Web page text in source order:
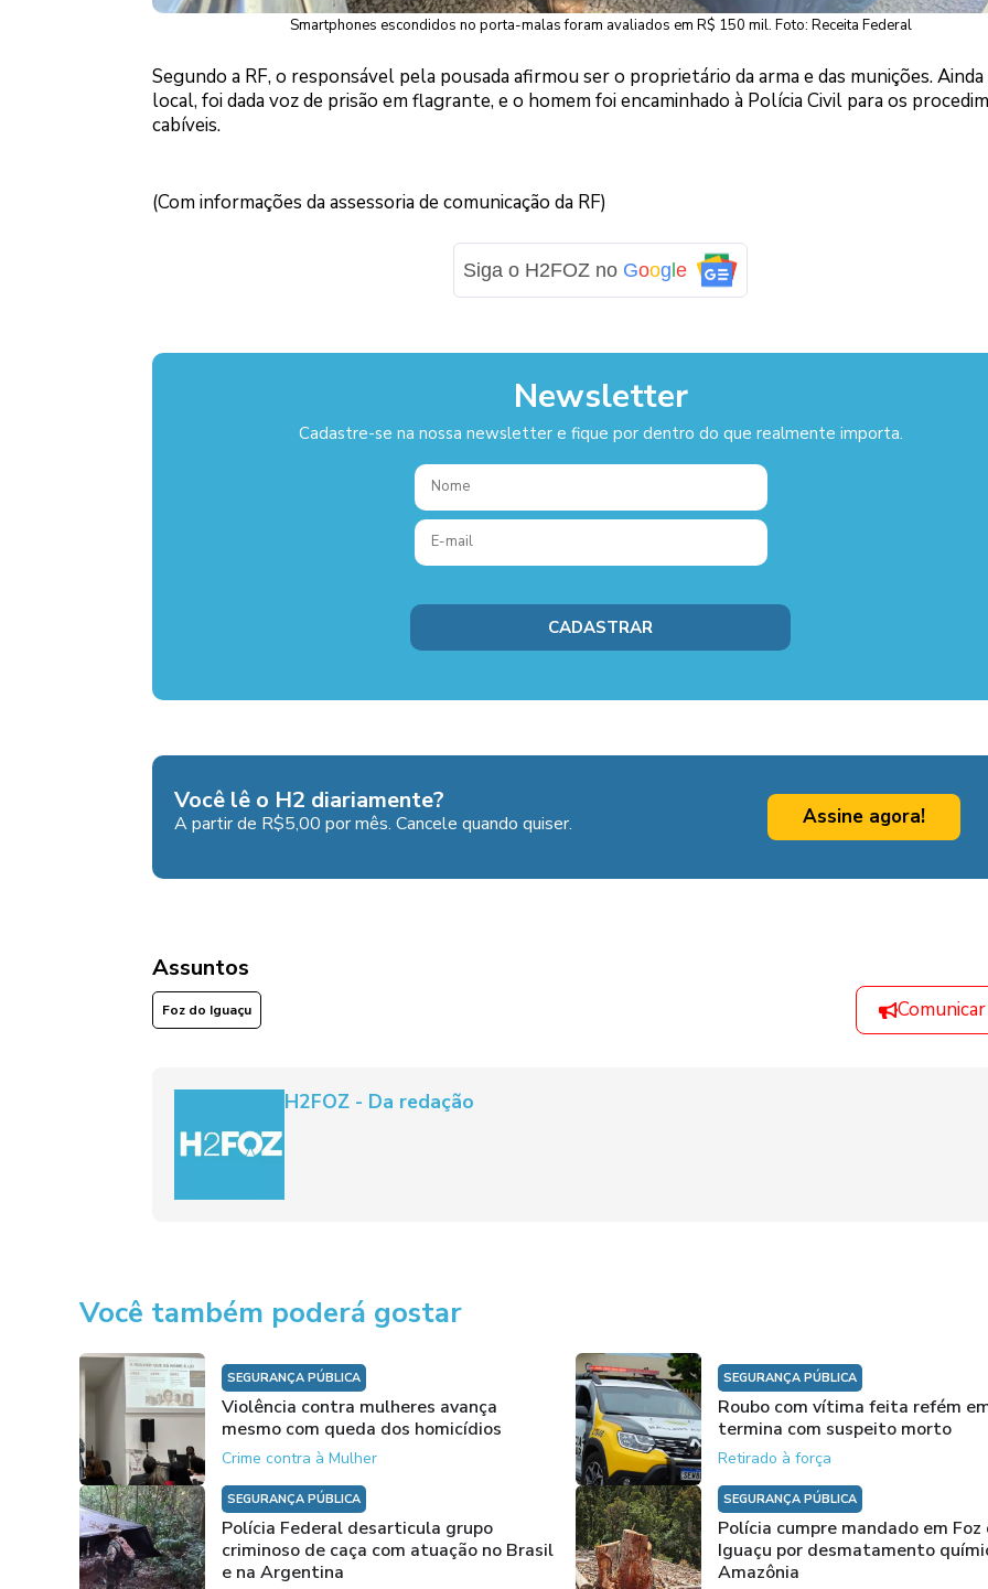
Smartphones escondidos no porta-malas foram avaliados em R$ 150 mil. Foto: Receita Federal
Segundo a RF, o responsável pela pousada afirmou ser o proprietário da arma e das munições.
local, foi dada voz de prisão em flagrante, e o homem foi encaminhado à Polícia Civil para os
cabíveis.
(Com informações da assessoria de comunicação da RF)
Siga o H2FOZ no Goog le
Newsletter
Cadastre-se na nossa newsletter e fique por dentro do que realmente importa.
Você lê o H2 diariamente?
A partir de R$5,00 por mês. Cancele quando quiser. Assine agora!
Assuntos
Foz do Iguaçu
H2FOZ - Da redação
Você também poderá gostar
SEGURANÇA PÚBLICA
Violência contra mulheres avança
mesmo com queda dos homicídios
Crime contra à Mulher
SEGURANÇA PÚBLICA
Roubo com vítima feita refém
termina com suspeito morto
Retirado à força
SEGURANÇA PÚBLICA
Polícia Federal desarticula grupo
criminoso de caça com atuação no Brasil
e na Argentina
SEGURANÇA PÚBLICA
Polícia cumpre mandado em Foz
Iguaçu por desmatamento
Amazônia